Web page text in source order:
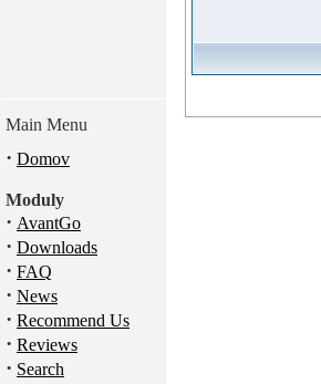
Main Menu
· Domov
Moduly
· AvantGo
· Downloads
· FAQ
· News
· Recommend Us
· Reviews
· Search